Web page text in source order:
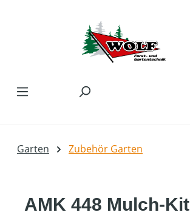
Garten Zubehör Garten
AMK 448 Mulch-Kit